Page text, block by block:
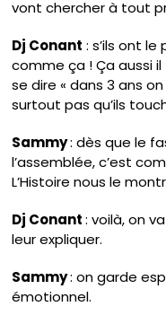
vont chercher à tout
Dj Conant : s’ils ont
comme ça ! Ça aussi
se dire « dans 3 ans
surtout pas qu’ils
Sammy: dès que le
l’assemblée, c’est
L’Histoire nous le
Dj Conant: voilà, on
leur expliquer.
Sammy: on garde
émotionnel.